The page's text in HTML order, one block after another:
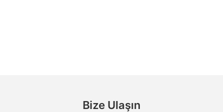
Bize Ulaşın